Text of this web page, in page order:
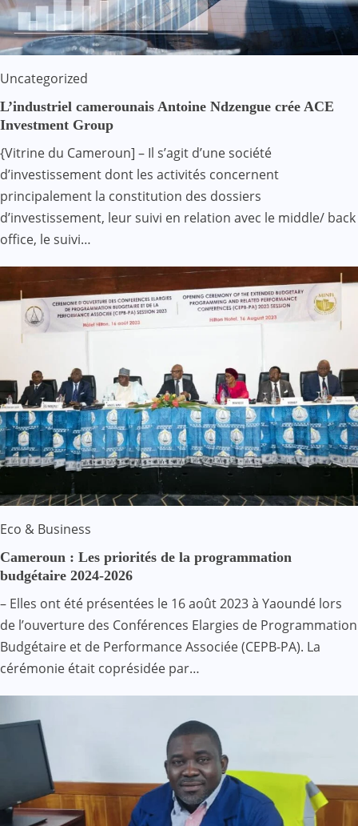
Uncategorized
L’industriel camerounais Antoine Ndzengue crée ACE
Investment Group
{Vitrine du Cameroun] – Il s’agit d’une société
d’investissement dont les activités concernent
principalement la constitution des dossiers
d’investissement, leur suivi en relation avec le middle/ back
office, le suivi…
Eco & Business
Cameroun : Les priorités de la programmation
budgétaire 2024-2026
– Elles ont été présentées le 16 août 2023 à Yaoundé lors
de l’ouverture des Conférences Elargies de Programmation
Budgétaire et de Performance Associée (CEPB-PA). La
cérémonie était coprésidée par…